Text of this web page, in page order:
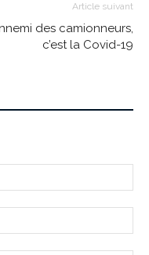
Article suivant
des camionneurs,
c’est la Covid-19